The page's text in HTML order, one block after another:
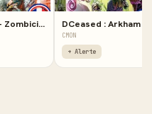
DCeased - Zombicide
CMON
+ Alerte